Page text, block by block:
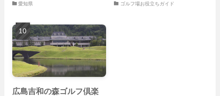
愛知県 ゴルフ場お役立ちガイド
広島吉和の森ゴルフ倶楽